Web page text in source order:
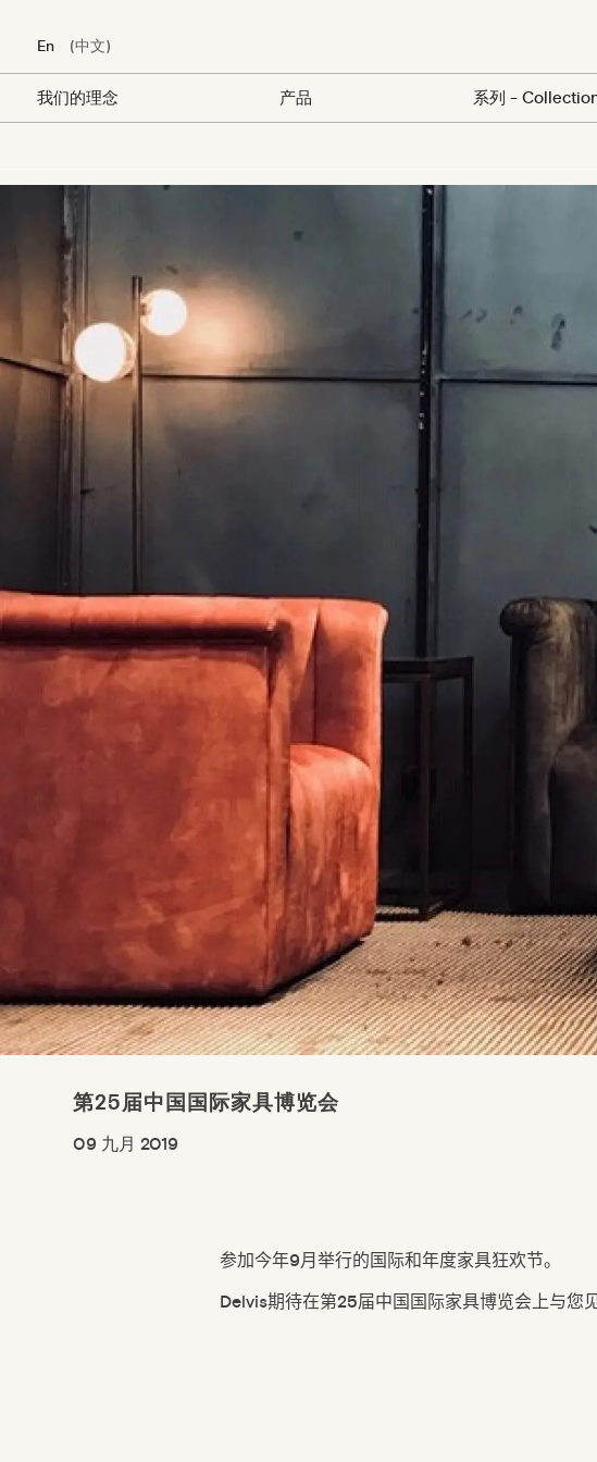
容
En 中文
我们的理念 产品 系列 -
第25届中国国际家具博览会
09 九月 2019
参加今年9月举行的国际和年度家具狂欢节。
Delvis期待在第25届中国国际家具博览会上与您